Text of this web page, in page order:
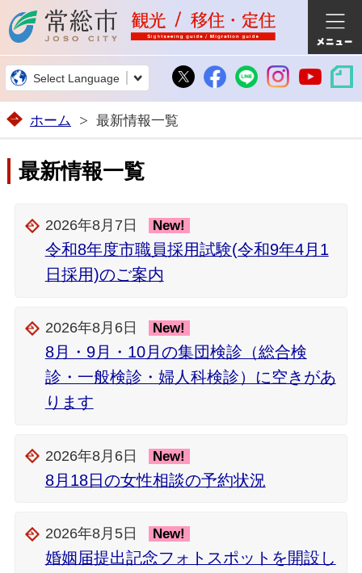
常総市公式ホームページ
Select Language 常総市公式X
常総市公式
常総市
常
ホーム 最新情報一覧
最新情報一覧
2026年8月7日 New!
令和8年度市職員採用試験(令和9年4月1
日採用)のご案内
2026年8月6日 New!
8月・9月・10月の集団検診（総合検
診・一般検診・婦人科検診）に空きがあ
ります
2026年8月6日 New!
8月18日の女性相談の予約状況
2026年8月5日 New!
婚姻届提出記念フォトスポットを開設し